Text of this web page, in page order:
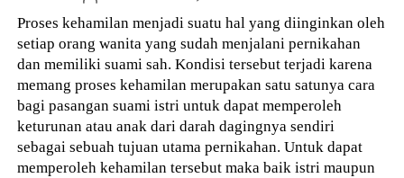
Proses kehamilan menjadi suatu hal yang diinginkan oleh
setiap orang wanita yang sudah menjalani pernikahan
dan memiliki suami sah. Kondisi tersebut terjadi karena
memang proses kehamilan merupakan satu satunya cara
bagi pasangan suami istri untuk dapat memperoleh
keturunan atau anak dari darah dagingnya sendiri
sebagai sebuah tujuan utama pernikahan. Untuk dapat
memperoleh kehamilan tersebut maka baik istri maupun